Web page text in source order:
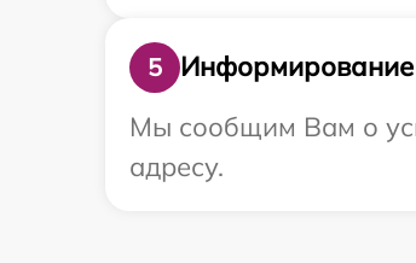
5
Информирование
Мы сообщим Вам о
адресу.